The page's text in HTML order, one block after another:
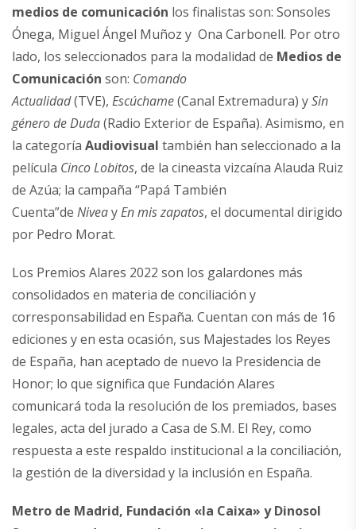
medios de comunicación los finalistas son: Sonsoles
Ónega, Miguel Ángel Muñoz y Ona Carbonell. Por otro
lado, los seleccionados para la modalidad de Medios de
Comunicación son: Comando
Actualidad(TVE), Escúchame(Canal Extremadura) ySin
género de Duda(Radio Exterior de España). Asimismo, en
la categoría Audiovisual también han seleccionado a la
película Cinco Lobitos, de la cineasta vizcaína Alauda Ruiz
de Azúa; la campaña “Papá También
Cuenta”de NiveayEn mis zapatos, el documental dirigido
por Pedro Morat.
Los Premios Alares 2022 son los galardones más
consolidados en materia de conciliación y
corresponsabilidad en España. Cuentan con más de 16
ediciones y en esta ocasión, sus Majestades los Reyes
de España, han aceptado de nuevo la Presidencia de
Honor; lo que significa que Fundación Alares
comunicará toda la resolución de los premiados, bases
legales, acta del jurado a Casa de S.M. El Rey, como
respuesta a este respaldo institucional a la conciliación,
la gestión de la diversidad y la inclusión en España.
Metro de Madrid, Fundación «la Caixa» y Dinosol